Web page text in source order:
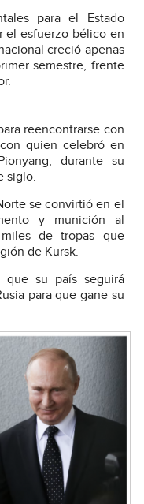
para el Estado
el esfuerzo bélico en
creció apenas
semestre, frente
reencontrarse con
quien celebró en
durante su
siglo.
se convirtió en el
y munición al
de tropas que
de Kursk.
su país seguirá
para que gane su